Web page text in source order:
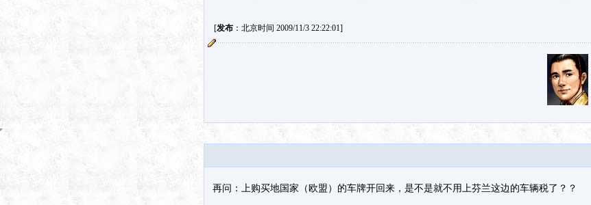
[发布：北京时间 2009/11/3 22:22:01]
再问：上购买地国家（欧盟）的车牌开回来，是不是就不用上芬兰这边的车辆税了？？